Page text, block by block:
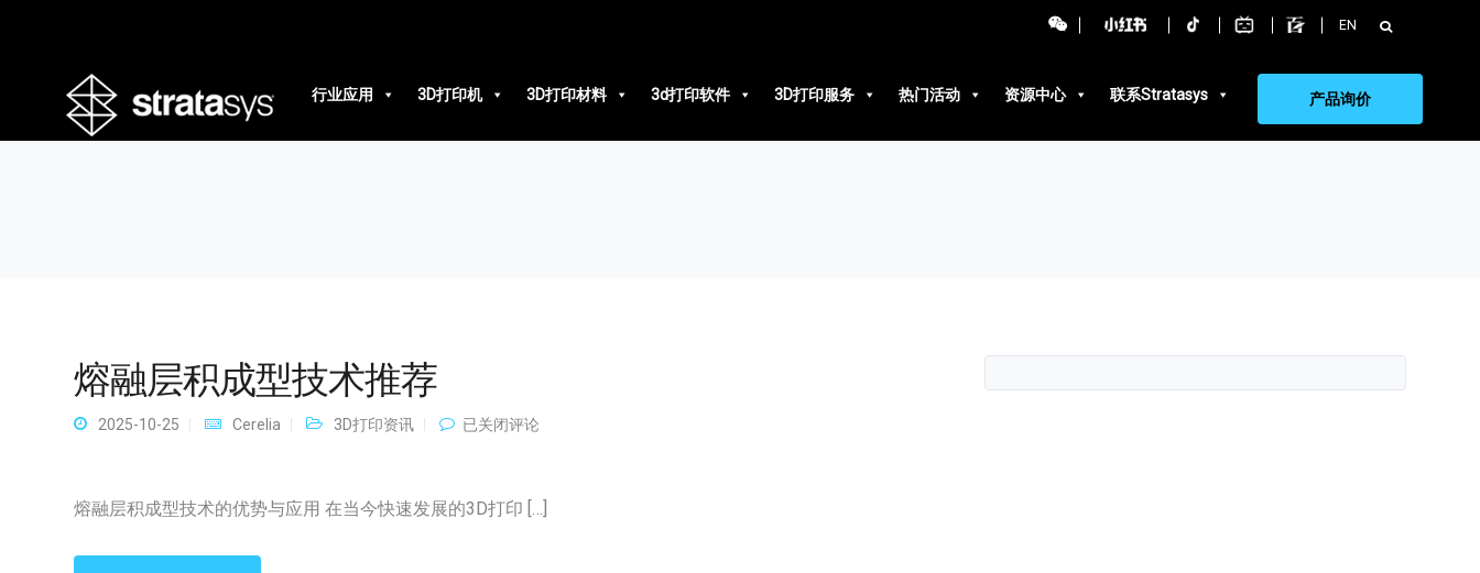
EN 搜
索：
行业应用
3D打印机 3D打印材料 3d打印软件 3D打印服务 热门活动 资源中心 联系Stratasys 产品询价
熔融层积成型技术推荐
2025-10-25 Cerelia 3D打印资讯
熔
成
型
已关闭评论
熔融层积成型技术的优势与应用 在当今快速发展的3D打印 […]